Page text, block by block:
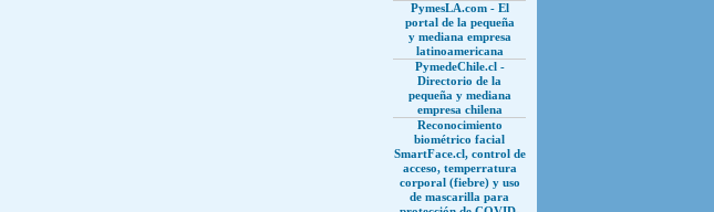
PymesLA.com - El
portal de la pequeña
y mediana empresa
latinoamericana
PymedeChile.cl -
Directorio de la
pequeña y mediana
empresa chilena
Reconocimiento
biométrico facial
SmartFace.cl, control de
acceso, temperratura
corporal (fiebre) y uso
de mascarilla para